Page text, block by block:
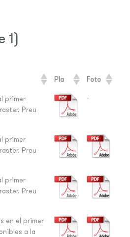
1)
Pla Foto
primer
Preu
-
primer
Preu
primer
Preu
en el primer
a la